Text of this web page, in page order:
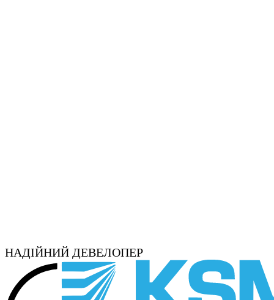
НАДІЙНИЙ ДЕВЕЛОПЕР